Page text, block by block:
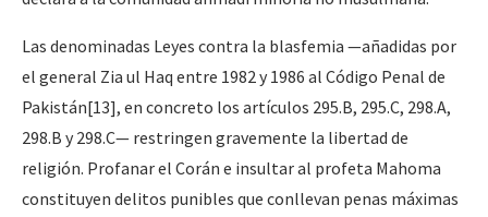
Las denominadas Leyes contra la blasfemia —añadidas por
el general Zia ul Haq entre 1982 y 1986 al Código Penal de
Pakistán[13], en concreto los artículos 295.B, 295.C, 298.A,
298.B y 298.C— restringen gravemente la libertad de
religión. Profanar el Corán e insultar al profeta Mahoma
constituyen delitos punibles que conllevan penas máximas